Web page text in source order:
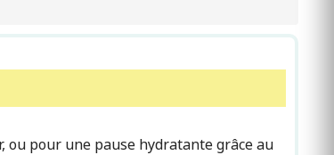
ou pour une pause hydratante grâce au